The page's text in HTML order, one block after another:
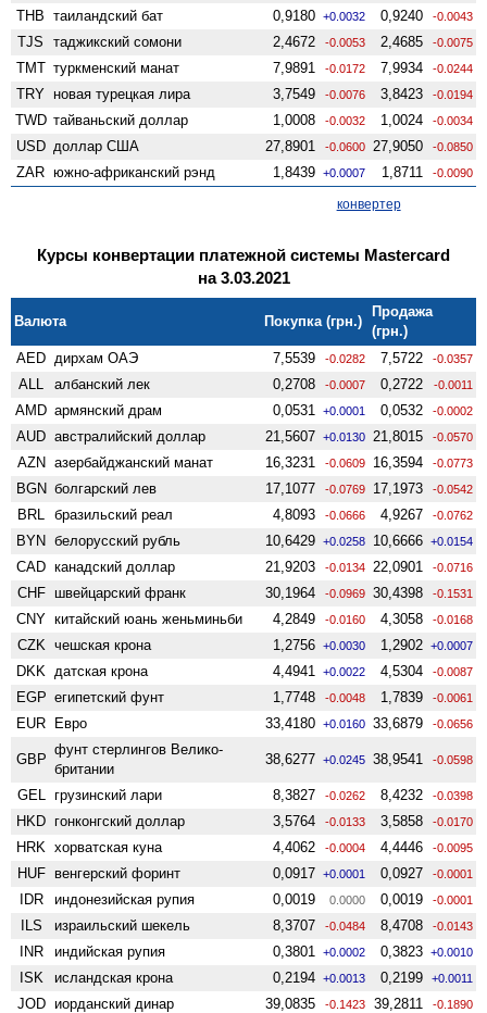
THB таиландский бат 0,9180 +0.0032 0,9240 -0.0043
TJS таджикский сомони 2,4672 -0.0053 2,4685 -0.0075
TMT туркменский манат 7,9891 -0.0172 7,9934 -0.0244
TRY новая турецкая лира 3,7549 -0.0076 3,8423 -0.0194
TWD тайваньский доллар 1,0008 -0.0032 1,0024 -0.0034
USD доллар США 27,8901 -0.0600 27,9050 -0.0850
ZAR южно-африканский рэнд 1,8439 +0.0007 1,8711 -0.0090
конвертер
Курсы конвертации платежной системы Mastercard
на 3.03.2021
Валюта Покупка (грн.)
Продажа
(грн.)
AED дирхам ОАЭ 7,5539 -0.0282 7,5722 -0.0357
ALL албанский лек 0,2708 -0.0007 0,2722 -0.0011
AMD армянский драм 0,0531 +0.0001 0,0532 -0.0002
AUD австралийский доллар 21,5607 +0.0130 21,8015 -0.0570
AZN азербайджанский манат 16,3231 -0.0609 16,3594 -0.0773
BGN болгарский лев 17,1077 -0.0769 17,1973 -0.0542
BRL бразильский реал 4,8093 -0.0666 4,9267 -0.0762
BYN белорусский рубль 10,6429 +0.0258 10,6666 +0.0154
CAD канадский доллар 21,9203 -0.0134 22,0901 -0.0716
CHF швейцарский франк 30,1964 -0.0969 30,4398 -0.1531
CNY китайский юань женьминьби 4,2849 -0.0160 4,3058 -0.0168
CZK чешская крона 1,2756 +0.0030 1,2902 +0.0007
DKK датская крона 4,4941 +0.0022 4,5304 -0.0087
EGP египетский фунт 1,7748 -0.0048 1,7839 -0.0061
EUR Евро 33,4180 +0.0160 33,6879 -0.0656
GBP
фунт стерлингов Велико­
британии
38,6277 +0.0245 38,9541 -0.0598
GEL грузинский лари 8,3827 -0.0262 8,4232 -0.0398
HKD гонконгский доллар 3,5764 -0.0133 3,5858 -0.0170
HRK хорватская куна 4,4062 -0.0004 4,4446 -0.0095
HUF венгерский форинт 0,0917 +0.0001 0,0927 -0.0001
IDR индонезийская рупия 0,0019 0.0000 0,0019 -0.0001
ILS израильский шекель 8,3707 -0.0484 8,4708 -0.0143
INR индийская рупия 0,3801 +0.0002 0,3823 +0.0010
ISK исландская крона 0,2194 +0.0013 0,2199 +0.0011
JOD иорданский динар 39,0835 -0.1423 39,2811 -0.1890